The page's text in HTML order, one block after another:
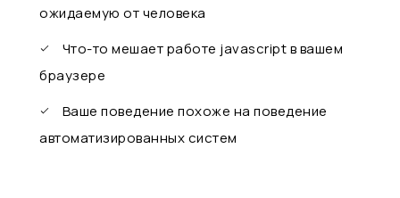
ожидаемую от человека
Что-то мешает работе javascript в вашем
браузере
Ваше поведение похоже на поведение
автоматизированных систем